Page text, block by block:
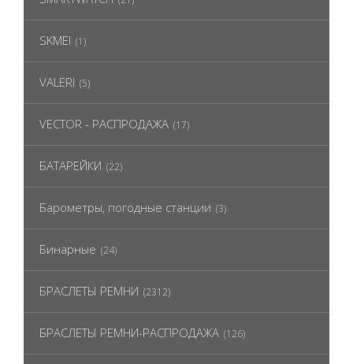
SKMEI (1)
VALERI (5)
VECTOR - РАСПРОДАЖА (17)
БАТАРЕЙКИ (22)
Барометры, погодные станции (3)
Бинарные (24)
БРАСЛЕТЫ РЕМНИ (2312)
БРАСЛЕТЫ РЕМНИ-РАСПРОДАЖА (126)